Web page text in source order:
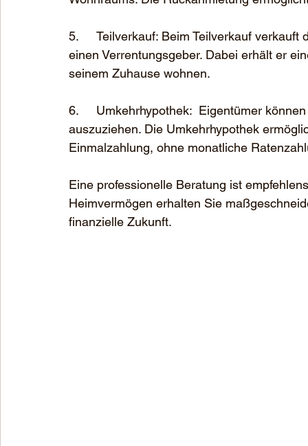
5.	Teilverkauf: Beim Teilverkauf verkauft der Eigentümer einen Teil seiner Immobilie an
einen Verrentungsgeber. Dabei erhält er
seinem Zuhause wohnen.
6.	Umkehrhypothek:  Eigentümer können den Wert ihrer Immobilie nutzen, ohne
auszuziehen. Die Umkehrhypothek
Einmalzahlung, ohne monatliche
Eine professionelle Beratung ist
Heimvermögen erhalten Sie
finanzielle Zukunft.